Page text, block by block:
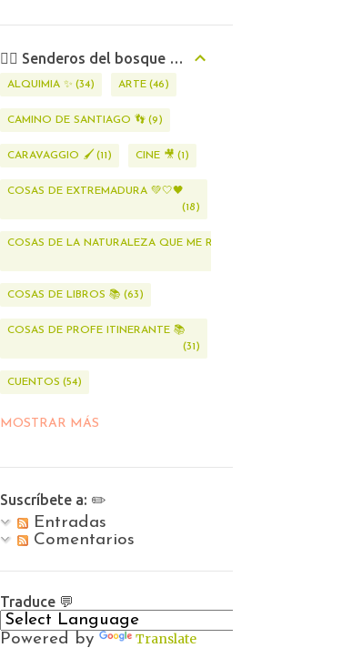
🧝‍♂️ Senderos del bosque 🦄 🪷
ALQUIMIA ✨️ 34 ARTE 46
CAMINO DE SANTIAGO 👣 9
CARAVAGGIO 🖌 11 CINE 🎥 1
COSAS DE EXTREMADURA 💚🤍🖤
18
COSAS DE LA NATURALEZA QUE ME RODEA 🌱🐇
COSAS DE LIBROS 📚 63
COSAS DE PROFE ITINERANTE 📚
31
CUENTOS 54
CUENTOS DE BROCELIANDA
20
DE TODAS LAS CRIATURAS QUE HABITAN EL REINO MÁGICO
EL BOSQUE EN LA LITERATURA 🍂
22
MOSTRAR MÁS
Suscríbete a: ✏️
Entradas
Comentarios
Traduce 💬
Powered by Translate